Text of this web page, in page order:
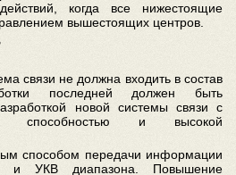
когда все нижестоящие
вышестоящих центров.
связи не должна входить в состав
последней должен быть
новой системы связи с
способностью и высокой
способом передачи информации
и УКВ диапазона. Повышение